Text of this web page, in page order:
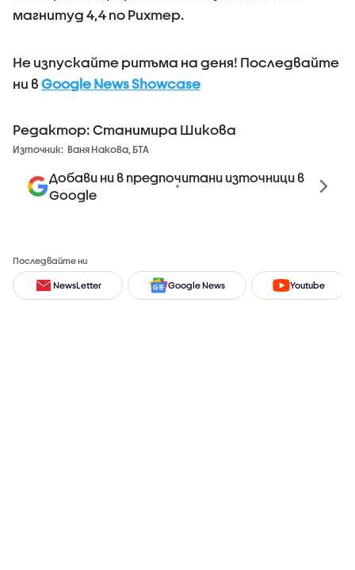
магнитуд 4,4 по Рихтер.
Не изпускайте ритъма на деня! Последвайте
ни в Google News Showcase
Редактор: Станимира Шикова
Източник: Ваня Накова, БТА
Добави ни в предпочитани източници в
Google
Последвайте ни
NewsLetter Google News Youtube